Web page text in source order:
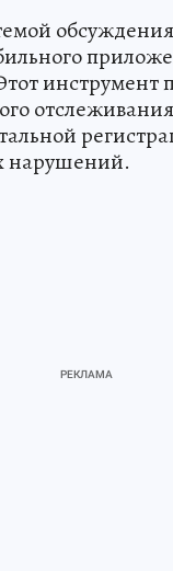
инструмент
нарушений.